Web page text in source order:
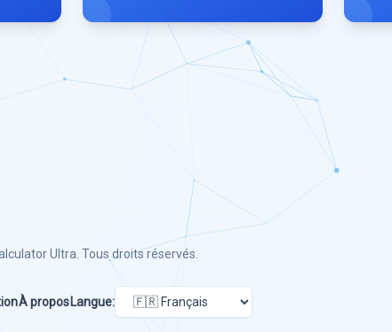
Ultra. Tous droits réservés.
À proposLangue: